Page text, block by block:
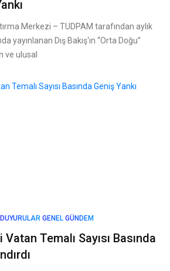
Merkezi – TUDPAM tarafından aylık
yayınlanan Dış Bakış‘ın “Orta Doğu”
ve ulusal
DUYURULAR GENEL GÜNDEM
Vatan Temalı Sayısı Basında